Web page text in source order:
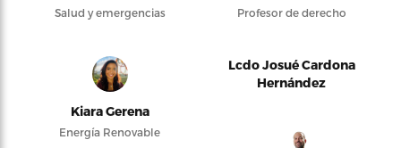
Salud y emergencias Profesor de derecho
Kiara Gerena
Energía Renovable
Lcdo Josué Cardona
Hernández